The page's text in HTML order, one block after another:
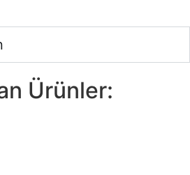
Ürünler: